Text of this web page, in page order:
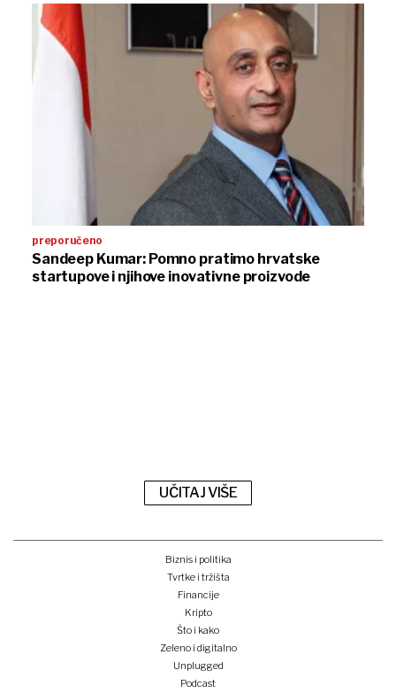
preporučeno
Sandeep Kumar: Pomno pratimo hrvatske
startupove i njihove inovativne proizvode
UČITAJ VIŠE
Biznis i politika
Tvrtke i tržišta
Financije
Kripto
Što i kako
Zeleno i digitalno
Unplugged
Podcast